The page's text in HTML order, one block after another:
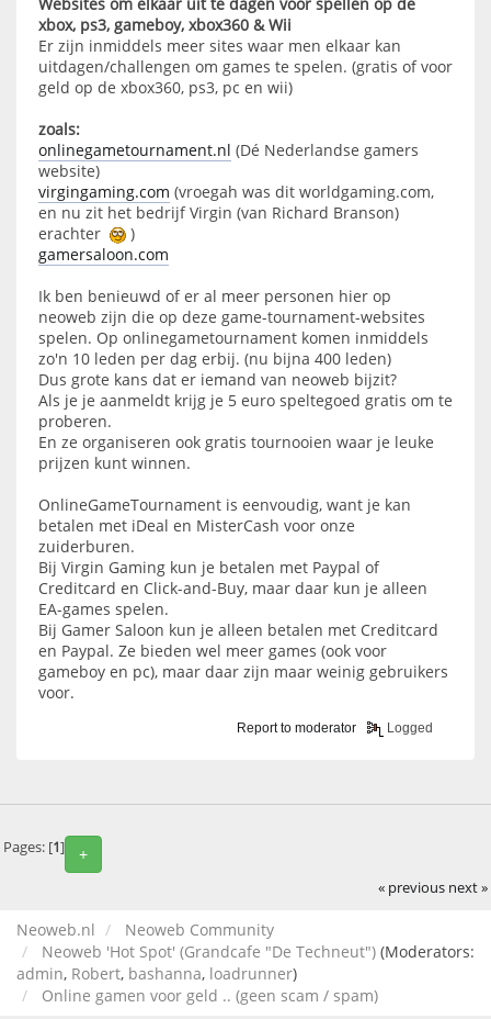
xbox, ps3, gameboy, xbox360 & Wii
Er zijn inmiddels meer sites waar men elkaar kan
uitdagen/challengen om games te spelen. (gratis of voor
geld op de xbox360, ps3, pc en wii)
zoals:
onlinegametournament.nl (Dé Nederlandse gamers
website)
virgingaming.com (vroegah was dit worldgaming.com,
en nu zit het bedrijf Virgin (van Richard Branson)
erachter
)
gamersaloon.com
Ik ben benieuwd of er al meer personen hier op
neoweb zijn die op deze game-tournament-websites
spelen. Op onlinegametournament komen inmiddels
zo'n 10 leden per dag erbij. (nu bijna 400 leden)
Dus grote kans dat er iemand van neoweb bijzit?
Als je je aanmeldt krijg je 5 euro speltegoed gratis om te
proberen.
En ze organiseren ook gratis tournooien waar je leuke
prijzen kunt winnen.
OnlineGameTournament is eenvoudig, want je kan
betalen met iDeal en MisterCash voor onze
zuiderburen.
Bij Virgin Gaming kun je betalen met Paypal of
Creditcard en Click-and-Buy, maar daar kun je alleen
EA-games spelen.
Bij Gamer Saloon kun je alleen betalen met Creditcard
en Paypal. Ze bieden wel meer games (ook voor
gameboy en pc), maar daar zijn maar weinig gebruikers
voor.
Report to moderator Logged
+
Pages: [1]
« previous next »
Neoweb.nl
Neoweb Community
Neoweb 'Hot Spot' (Grandcafe "De Techneut") (Moderators:
admin, Robert, bashanna, loadrunner)
Online gamen voor geld .. (geen scam / spam)